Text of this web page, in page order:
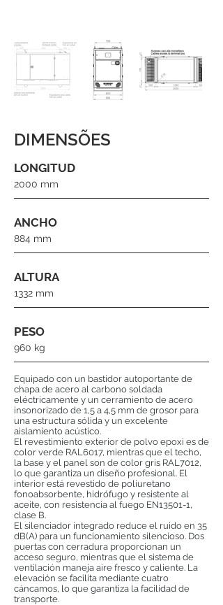
DIMENSÕES
LONGITUD
2000 mm
ANCHO
884 mm
ALTURA
1332 mm
PESO
960 kg
Equipado con un bastidor autoportante de
chapa de acero al carbono soldada
eléctricamente y un cerramiento de acero
insonorizado de 1,5 a 4,5 mm de grosor para
una estructura sólida y un excelente
aislamiento acústico.
El revestimiento exterior de polvo epoxi es de
color verde RAL6017, mientras que el techo,
la base y el panel son de color gris RAL7012,
lo que garantiza un diseño profesional. El
interior está revestido de poliuretano
fonoabsorbente, hidrófugo y resistente al
aceite, con resistencia al fuego EN13501-1,
clase B.
El silenciador integrado reduce el ruido en 35
dB(A) para un funcionamiento silencioso. Dos
puertas con cerradura proporcionan un
acceso seguro, mientras que el sistema de
ventilación maneja aire fresco y caliente. La
elevación se facilita mediante cuatro
cáncamos, lo que garantiza la facilidad de
transporte.